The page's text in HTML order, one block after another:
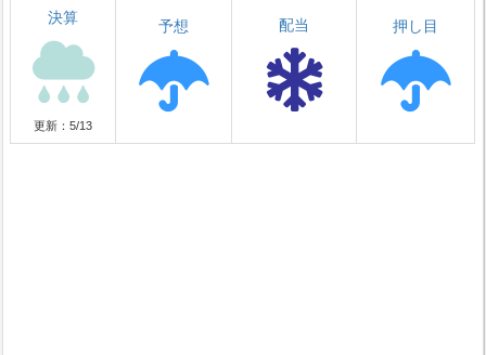
決算
更新：5/13
予想 配当 押し目